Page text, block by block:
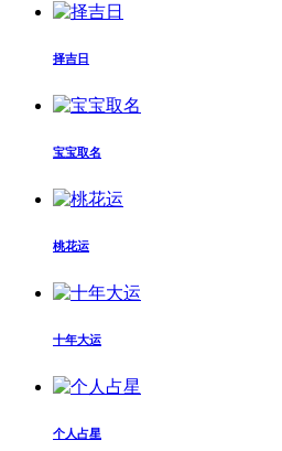
择吉日
宝宝取名
桃花运
十年大运
个人占星